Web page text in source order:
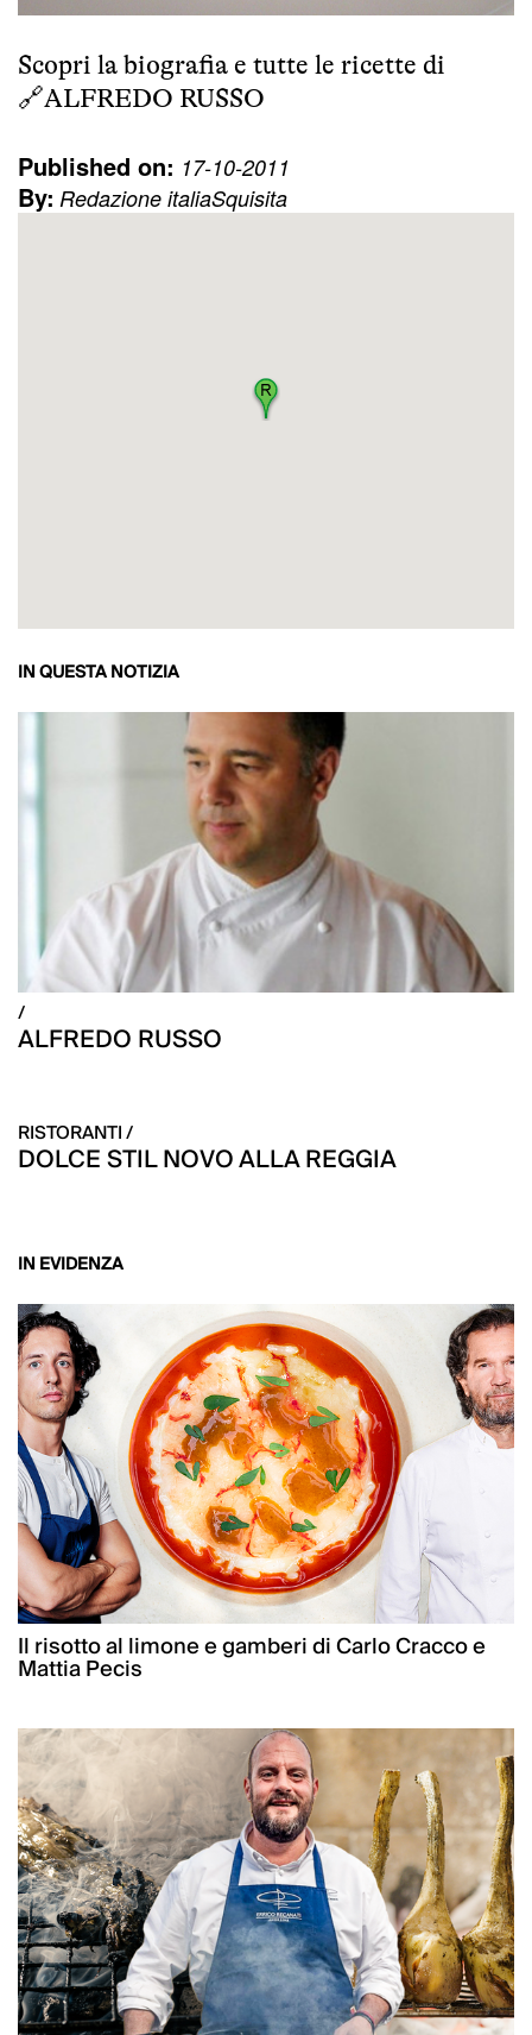
Scopri la biografia e tutte le ricette di
🔗ALFREDO RUSSO
Published on: 17-10-2011
By: Redazione italiaSquisita
IN QUESTA NOTIZIA
/
ALFREDO RUSSO
RISTORANTI /
DOLCE STIL NOVO ALLA REGGIA
IN EVIDENZA
Il risotto al limone e gamberi di Carlo Cracco e
Mattia Pecis